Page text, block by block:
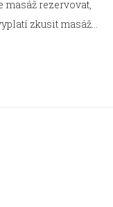
masáž rezervovat,
zkusit masáž
abyste si